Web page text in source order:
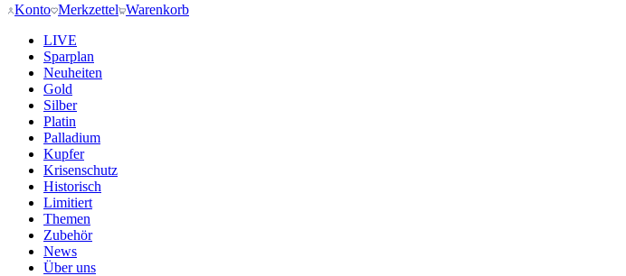
Konto Merkzettel Warenkorb
LIVE
Sparplan
Neuheiten
Gold
Silber
Platin
Palladium
Kupfer
Krisenschutz
Historisch
Limitiert
Themen
Zubehör
News
Über uns